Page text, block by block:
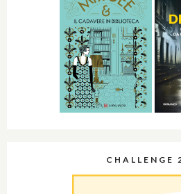
CHALLENGE